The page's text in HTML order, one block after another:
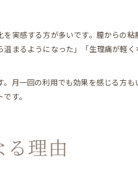
実感する方が多いです。膣からの
まるようになった」「生理痛が軽
月一回の利用でも効果を感じる方
す。
理由